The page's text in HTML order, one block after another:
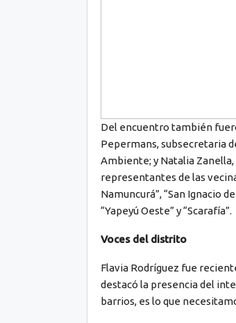
Del encuentro también
Pepermans, subsecretaria
Ambiente; y Natalia
representantes de las
Namuncurá”, “San Ignacio
“Yapeyú Oeste” y “Scarafía”.
Voces del distrito
Flavia Rodríguez fue
destacó la presencia del
barrios, es lo que